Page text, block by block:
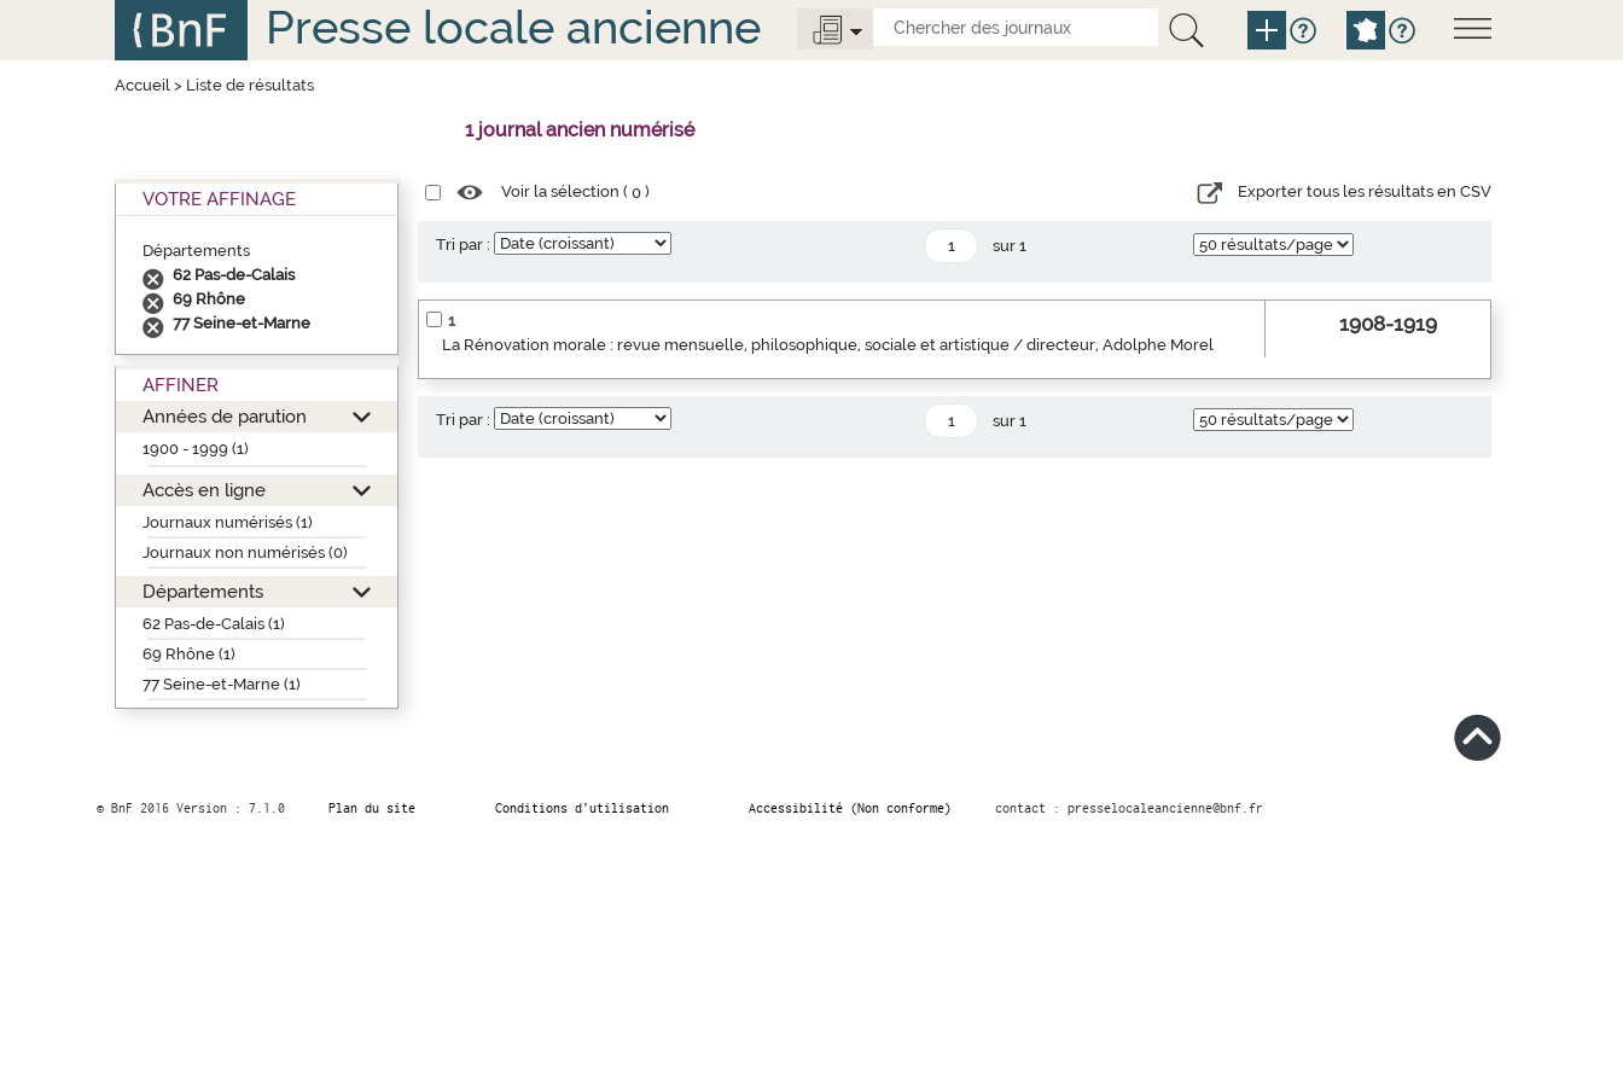
Presse locale ancienne
Accueil> Liste de résultats
1 journal ancien numérisé
VOTRE AFFINAGE
Départements
62 Pas-de-Calais
69 Rhône
77 Seine-et-Marne
AFFINER
Années de parution
1900 - 1999 (1)
Accès en ligne
Journaux numérisés (1)
Journaux non numérisés (0)
Départements
62 Pas-de-Calais (1)
69 Rhône (1)
77 Seine-et-Marne (1)
Voir la sélection (0 ) Exporter tous les résultats en CSV
Tri par : sur 1
1
La Rénovation morale : revue mensuelle, philosophique, sociale et artistique / directeur, Adolphe Morel
1908-1919
Tri par : sur 1
© BnF 2016 Version : 7.1.0 Plan du site Conditions d’utilisation Accessibilité (Non conforme) contact : presselocaleancienne@bnf.fr
Panneau de gestion des cookies